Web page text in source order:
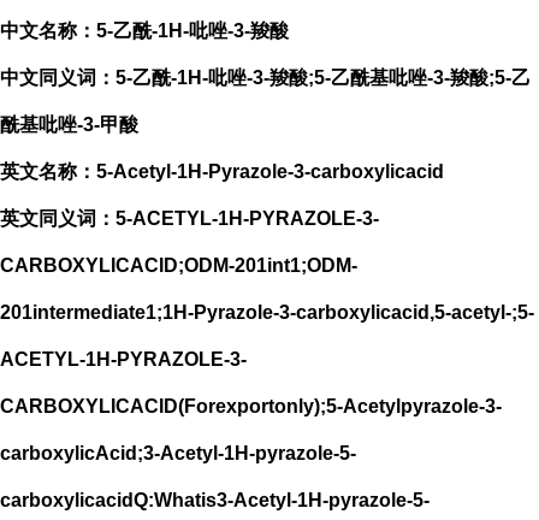
中文名称：5-乙酰-1H-吡唑-3-羧酸
中文同义词：5-乙酰-1H-吡唑-3-羧酸;5-乙酰基吡唑-3-羧酸;5-乙
酰基吡唑-3-甲酸
英文名称：5-Acetyl-1H-Pyrazole-3-carboxylicacid
英文同义词：5-ACETYL-1H-PYRAZOLE-3-
CARBOXYLICACID;ODM-201int1;ODM-
201intermediate1;1H-Pyrazole-3-carboxylicacid,5-acetyl-;5-
ACETYL-1H-PYRAZOLE-3-
CARBOXYLICACID(Forexportonly);5-Acetylpyrazole-3-
carboxylicAcid;3-Acetyl-1H-pyrazole-5-
carboxylicacidQ:Whatis3-Acetyl-1H-pyrazole-5-